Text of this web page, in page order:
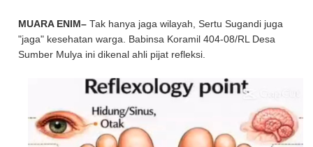
MUARA ENIM– Tak hanya jaga wilayah, Sertu Sugandi juga
"jaga" kesehatan warga. Babinsa Koramil 404-08/RL Desa
Sumber Mulya ini dikenal ahli pijat refleksi.